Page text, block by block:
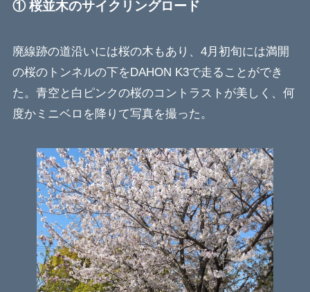
① 桜並木のサイクリングロード
廃線跡の道沿いには桜の木もあり、4月初旬には満開
の桜のトンネルの下をDAHON K3で走ることができ
た。青空と白ピンクの桜のコントラストが美しく、何
度かミニベロを降りて写真を撮った。